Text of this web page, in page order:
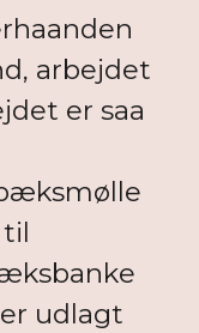
arbejdet
er saa
udlagt